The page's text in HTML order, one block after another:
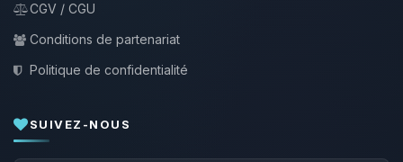
CGV / CGU
Conditions de partenariat
Politique de confidentialité
SUIVEZ-NOUS